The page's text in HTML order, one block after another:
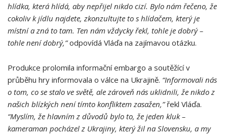
hlídka, která hlídá, aby nepřijel nikdo cizí. Bylo nám řečeno, že
cokoliv k jídlu najdete, zkonzultujte to s hlídačem, který je
místní a zná to tam. Ten nám vždycky řekl, tohle je dobrý –
tohle není dobrý,”odpovídá Vláďa na zajímavou otázku.
Produkce prolomila informační embargo a soutěžící v
průběhu hry informovala o válce na Ukrajině. “Informovali nás
o tom, co se stalo ve světě, ale zároveň nás uklidnili, že nikdo z
našich blízkých není tímto konfliktem zasažen,”řekl Vláďa.
“Myslím, že hlavním z důvodů bylo to, že jeden kluk –
kameraman pocházel z Ukrajiny, který žil na Slovensku, a my